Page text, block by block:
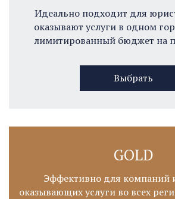
Идеально подходит для
оказывают услуги в одном
лимитированный бюджет на
Выбрать
GOLD
Эффективно для компаний
оказывающих услуги во всех